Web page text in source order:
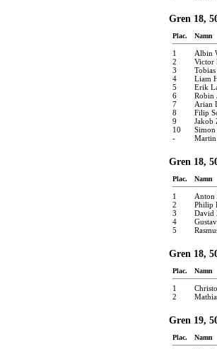
Gren 18,
Plac. Namn
1 Albin
2
Victor
3
Tobias
4
Liam
5
Erik
6
Robin
7
Arian
8
Filip
9
Jakob
10
-
Martin
Gren 18,
Plac. Namn
1 Anton
2
Philip
3
David
4
5
Gren 18,
Plac. Namn
1
2
Gren 19,
Plac. Namn